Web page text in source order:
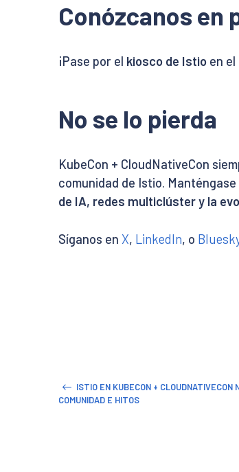
Conózcanos en
¡Pase por el kiosco de Istio en el
No se lo pierda
KubeCon + CloudNativeCon
comunidad de Istio.
de IA, redes multiclúster y la
Síganos en X, LinkedIn, o
ISTIO EN KUBECON +
COMUNIDAD E HITOS